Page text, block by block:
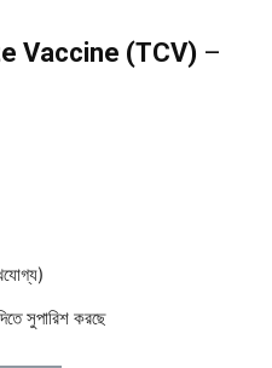
Vaccine (TCV) –
সুপারিশ করছে